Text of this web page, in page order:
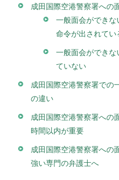
成田国際空港警察署への
一般面会ができ
命令が出されてい
一般面会ができ
ていない
成田国際空港警察署での
の違い
成田国際空港警察署への
時間以内が重要
成田国際空港警察署への
強い専門の弁護士へ